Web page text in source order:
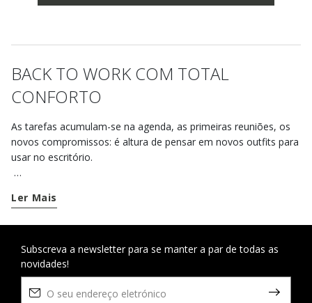
BACK TO WORK COM TOTAL
CONFORTO
As tarefas acumulam-se na agenda, as primeiras reuniões, os
novos compromissos: é altura de pensar em novos outfits para
usar no escritório.
look de trabalho que transmita confiança e profissionalismo:
Perfeitos para os dias atrás da secretária, os
salto altopara o escritório são o calçado ideal para realçar os
outfits mais formais. E graças à sua versatilidade, também
Ler Mais
Subscreva a newsletter para se manter a par de todas as
novidades!